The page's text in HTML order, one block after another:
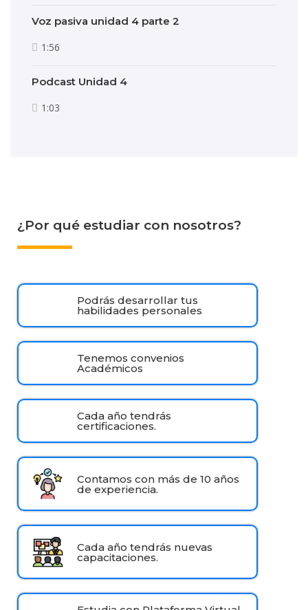
Voz pasiva unidad 4 parte 2
1:56
Podcast Unidad 4
1:03
¿Por qué estudiar con nosotros?
Podrás desarrollar tus
habilidades personales
Tenemos convenios
Académicos
Cada año tendrás
certificaciones.
Contamos con más de 10 años
de experiencia.
Cada año tendrás nuevas
capacitaciones.